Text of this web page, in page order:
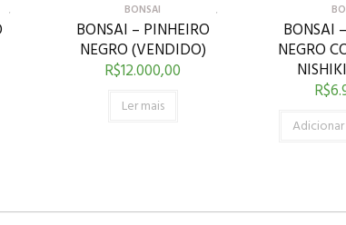
BONSAI
BONSAI – PINHEIRO
NEGRO (VENDIDO)
R$12.000,00
Ler mais
BONSAI
NEGRO
R$